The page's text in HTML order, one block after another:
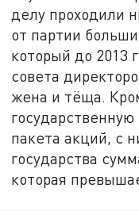
делу проходили
от партии
который до 2013
совета
жена и тёща.
государственную
пакета акций, с
государства
которая